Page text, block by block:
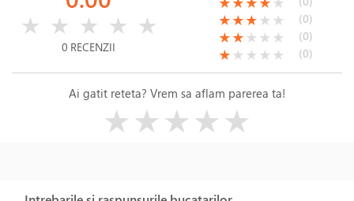
★ ★ ★ ★ ★
0 RECENZII
(*)
★(*)
★(*)
★( )
★ ( )
★ (0)
(*)
★(*)
★( )
★ ( )
★ ( )
★ (0)
(*)
★( )
★ ( )
★ ( )
★ ( )
★ (0)
Ai gatit reteta? Vrem sa aflam parerea ta!
★★★★★